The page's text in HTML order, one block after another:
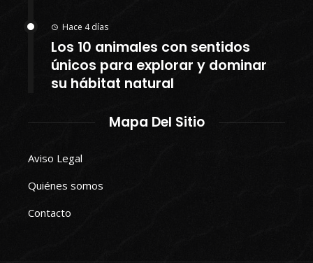
Hace 4 días
Los 10 animales con sentidos
únicos para explorar y dominar
su hábitat natural
Mapa Del Sitio
Aviso Legal
Quiénes somos
Contacto